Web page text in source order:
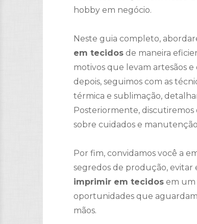
hobby em negócio.
Neste guia completo,
em tecidos de maneira
motivos que levam artesãos
depois, seguimos com as
térmica e sublimação,
Posteriormente, discutiremos
sobre cuidados e
Por fim, convidamos você a
segredos de produção, evitar
imprimir em tecidos em um
oportunidades que aguardam
mãos.